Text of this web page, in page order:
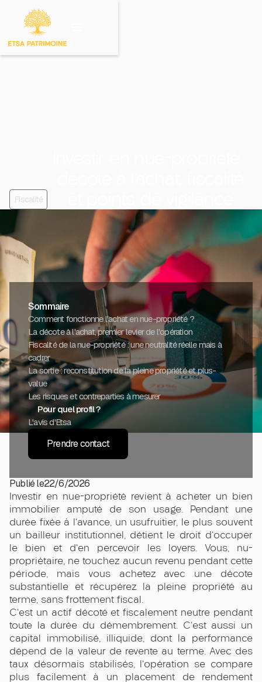
Investir sur un
produit
Fiscalité
Sommaire
Comment fonctionne l'achat en nue-propriété ?
La décote à l'achat, premier levier de l'opération
Fiscalité de la nue-propriété : une neutralité réelle mais à
cadrer
La sortie : reconstitution de la pleine propriété et plus-
value
Les risques et contreparties à mesurer
Pour quel profil ?
L'avis d'Etsa
Prendre contact
Publié le22/6/2026
Investir en nue-propriété revient à acheter un bien
immobilier amputé de son usage. Pendant une
durée fixée à l'avance, un usufruitier, le plus souvent
un bailleur institutionnel, détient le droit d'occuper
le bien et d'en percevoir les loyers. Vous, nu-
propriétaire, ne touchez aucun revenu pendant cette
période, mais vous achetez avec une décote
substantielle et récupérez la pleine propriété au
terme, sans frottement fiscal.
C'est un actif décoté et fiscalement neutre pendant
toute la durée du démembrement. C'est aussi un
capital immobilisé, illiquide, dont la performance
dépend de la valeur de revente au terme. Avec des
taux désormais stabilisés, l'opération se compare
plus facilement à un placement de rendement